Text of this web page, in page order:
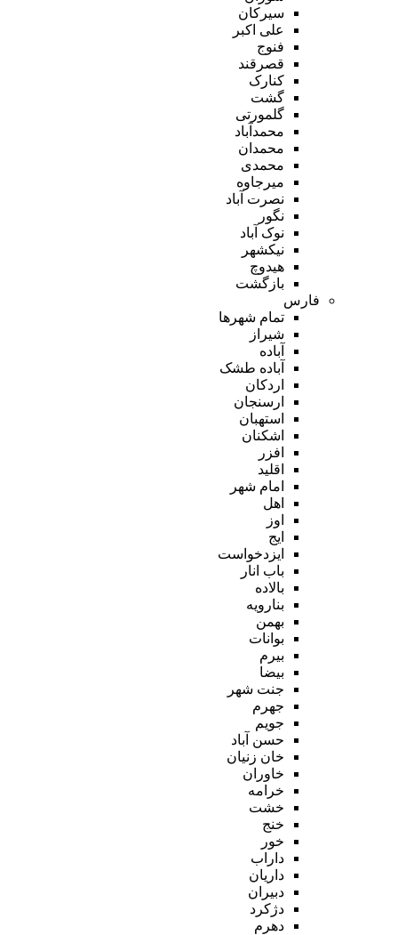
سیرکان
علی اکبر
فنوج
قصرقند
کنارک
گشت
گلمورتی
محمدآباد
محمدان
محمدی
میرجاوه
نصرت آباد
نگور
نوک آباد
نیکشهر
هیدوچ
بازگشت
فارس
تمام شهر‌ها
شیراز
آباده
آباده طشک
اردکان
ارسنجان
استهبان
اشکنان
افزر
اقلید
امام شهر
اهل
اوز
ایج
ایزدخواست
باب انار
بالاده
بنارویه
بهمن
بوانات
بیرم
بیضا
جنت شهر
جهرم
جویم
حسن آباد
خان زنیان
خاوران
خرامه
خشت
خنج
خور
داراب
داریان
دبیران
دژکرد
دهرم